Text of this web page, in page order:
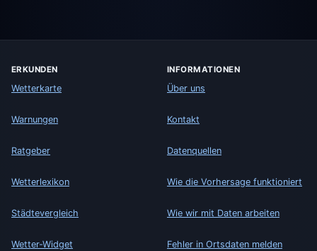
ERKUNDEN
Wetterkarte
Warnungen
Ratgeber
Wetterlexikon
Städtevergleich
Wetter-Widget
INFORMATIONEN
Über uns
Kontakt
Datenquellen
Wie die Vorhersage funktioniert
Wie wir mit Daten arbeiten
Fehler in Ortsdaten melden